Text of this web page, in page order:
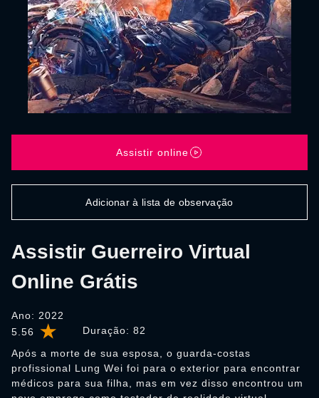
5.56 Duração: 82
Assistir Guerreiro Virtual
Online Grátis
Ano: 2022
Após a morte de sua esposa, o guarda-costas
profissional Lung Wei foi para o exterior para encontrar
médicos para sua filha, mas em vez disso encontrou um
Assistir online
Adicionar à lista de observação